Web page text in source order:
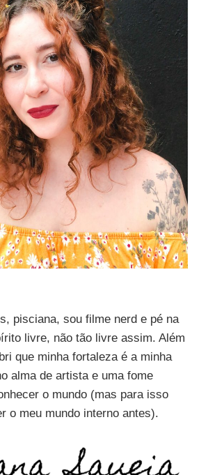
pisciana, sou filme nerd e pé na
livre, não tão livre assim. Além
que minha fortaleza é a minha
alma de artista e uma fome
o mundo (mas para isso
o meu mundo interno antes).